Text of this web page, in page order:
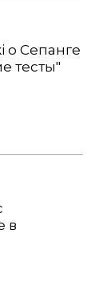
о Сепанге
тесты"
в